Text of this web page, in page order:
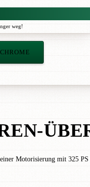
weg!
Motorisierung mit 325 PS